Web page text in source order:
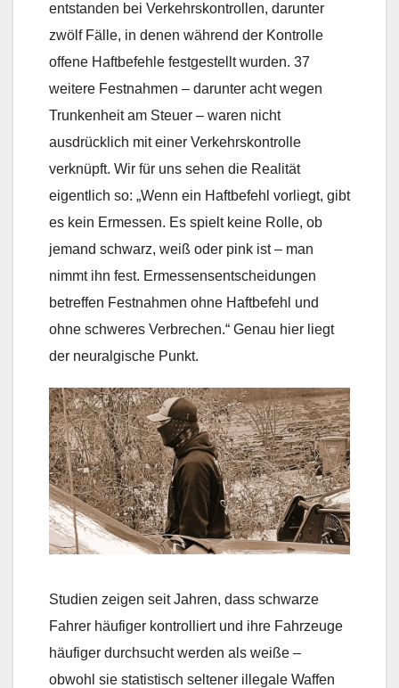
entstanden bei Verkehrskontrollen, darunter
zwölf Fälle, in denen während der Kontrolle
offene Haftbefehle festgestellt wurden. 37
weitere Festnahmen – darunter acht wegen
Trunkenheit am Steuer – waren nicht
ausdrücklich mit einer Verkehrskontrolle
verknüpft. Wir für uns sehen die Realität
eigentlich so: „Wenn ein Haftbefehl vorliegt, gibt
es kein Ermessen. Es spielt keine Rolle, ob
jemand schwarz, weiß oder pink ist – man
nimmt ihn fest. Ermessensentscheidungen
betreffen Festnahmen ohne Haftbefehl und
ohne schweres Verbrechen.“ Genau hier liegt
der neuralgische Punkt.
Studien zeigen seit Jahren, dass schwarze
Fahrer häufiger kontrolliert und ihre Fahrzeuge
häufiger durchsucht werden als weiße –
obwohl sie statistisch seltener illegale Waffen